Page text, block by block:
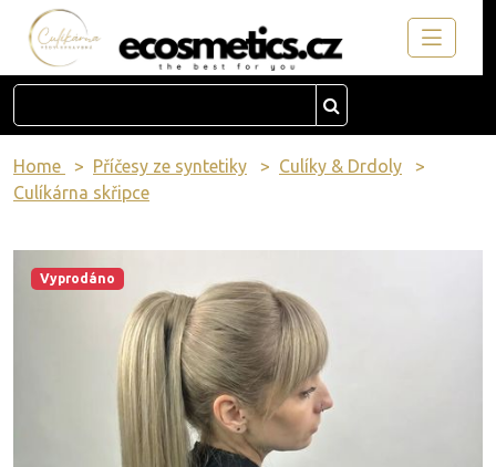
Home Příčesy ze syntetiky
Culíky & Drdoly
Culíkárna skřipce
Vyprodáno